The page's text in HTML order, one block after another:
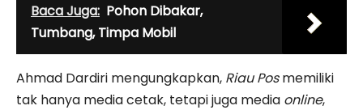
Baca Juga: Pohon Dibakar,
Tumbang, Timpa Mobil
Ahmad Dardiri mengungkapkan, Riau Posmemiliki
tak hanya media cetak, tetapi juga media online,